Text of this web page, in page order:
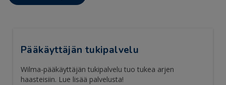
Pääkäyttäjän tukipalvelu
Wilma-pääkäyttäjän tukipalvelu tuo tukea arjen
haasteisiin. Lue lisää palvelusta!